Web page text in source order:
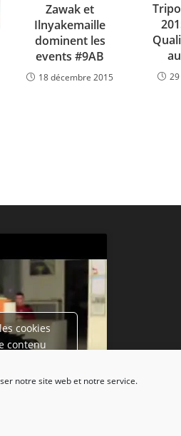
notre site web et notre service.
Zawak et
Ilnyakemaille
dominent les
events #9AB
18 décembre 2015
cookies
contenu